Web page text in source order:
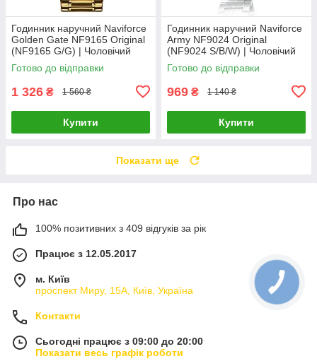
Годинник наручний Naviforce
Golden Gate NF9165 Original
(NF9165 G/G) | Чоловічий
наручний годинник
Готово до відправки
1 326 ₴ 1 560 ₴
Купити
Годинник наручний Naviforce
Army NF9024 Original
(NF9024 S/B/W) | Чоловічий
наручний годинник
Готово до відправки
969 ₴ 1 140 ₴
Купити
Показати ще
Про нас
100% позитивних з 409 відгуків за рік
Працює з 12.05.2017
м. Київ
проспект Миру, 15А, Київ, Україна
Контакти
Сьогодні працює з 09:00 до 20:00
Показати весь графік роботи